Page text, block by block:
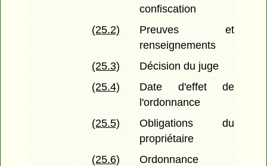
confiscation
(25.2)
Preuves et
renseignements
(25.3)
Décision du juge
(25.4)
Date d'effet de
l'ordonnance
(25.5)
Obligations du
propriétaire
(25.6)
Ordonnance